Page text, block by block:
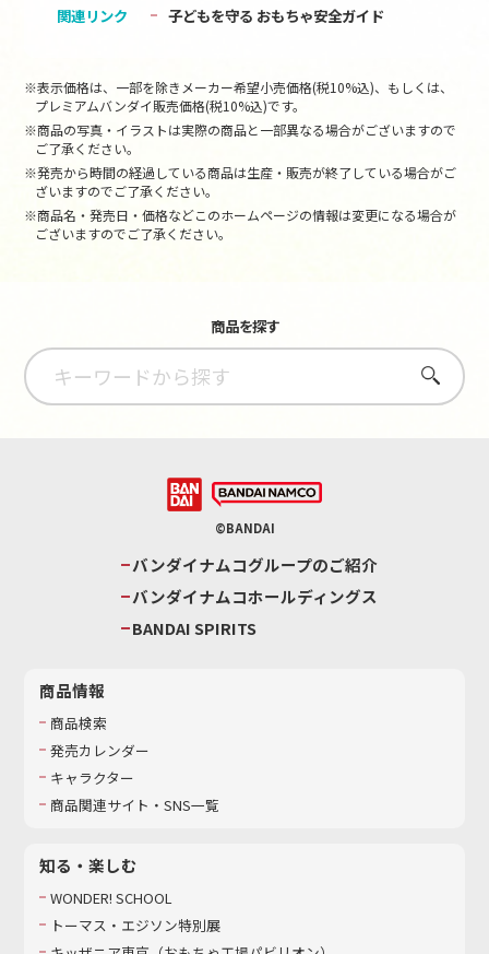
関連リンク
子どもを守る おもちゃ安全ガイド
※表示価格は、一部を除きメーカー希望小売価格(税10%込)、もしくは、
プレミアムバンダイ販売価格(税10%込)です。
※商品の写真・イラストは実際の商品と一部異なる場合がございますので
ご了承ください。
※発売から時間の経過している商品は生産・販売が終了している場合がご
ざいますのでご了承ください。
※商品名・発売日・価格などこのホームページの情報は変更になる場合が
ございますのでご了承ください。
商品を探す
さがす
©BANDAI
バンダイナムコグループのご紹介
バンダイナムコホールディングス
BANDAI SPIRITS
商品情報
商品検索
発売カレンダー
キャラクター
商品関連サイト・SNS一覧
知る・楽しむ
WONDER! SCHOOL
トーマス・エジソン特別展